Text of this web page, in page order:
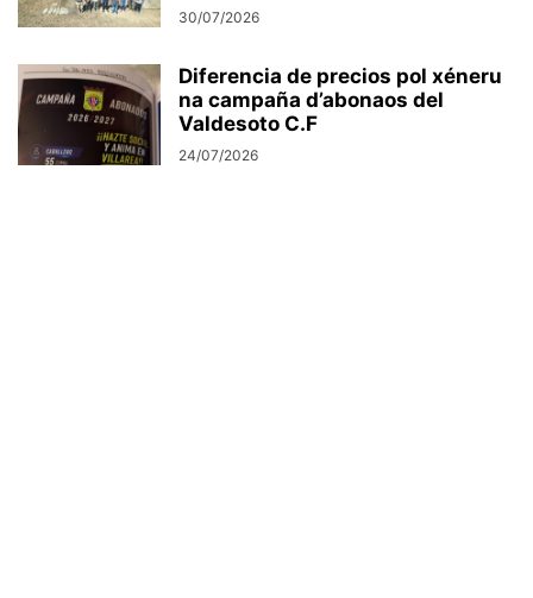
30/07/2026
Diferencia de precios pol xéneru
na campaña d’abonaos del
Valdesoto C.F
24/07/2026